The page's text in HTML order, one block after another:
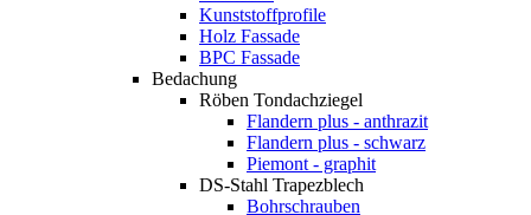
Kunststoffprofile
Holz Fassade
BPC Fassade
Bedachung
Röben Tondachziegel
Flandern plus - anthrazit
Flandern plus - schwarz
Piemont - graphit
DS-Stahl Trapezblech
Bohrschrauben